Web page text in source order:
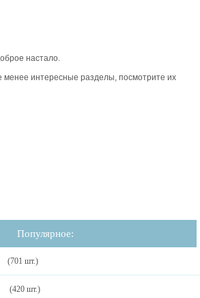
настало.
менее интересные разделы, посмотрите их
Популярное:
(701 шт.)
(420 шт.)